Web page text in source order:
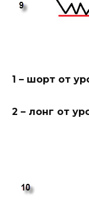
1 – шорт от
2 – лонг от